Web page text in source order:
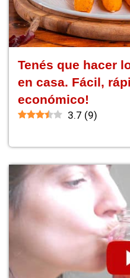
Tenés que hacer
en casa. Fácil,
económico!
3.7 (9)